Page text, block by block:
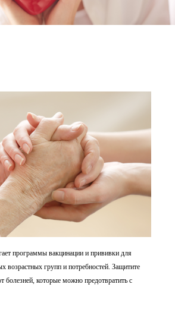
программы вакцинации и прививки для
возрастных групп и потребностей. Защитите
болезней, которые можно предотвратить с